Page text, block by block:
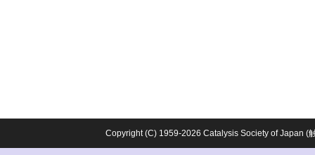
Copyright (C) 1959-2026 Catalysis Society of Japan (